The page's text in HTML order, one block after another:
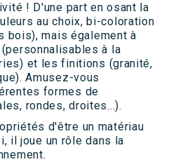
! D'une part en osant la
au choix, bi-coloration
bois), mais également à
à la
et les finitions (granité,
Amusez-vous
formes de
rondes, droites...).
d'être un matériau
il joue un rôle dans la